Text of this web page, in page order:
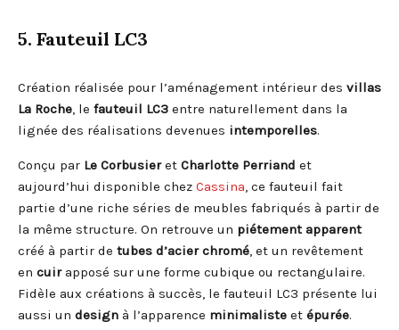
5. Fauteuil LC3
Création réalisée pour l’aménagement intérieur des villas
La Roche, le fauteuil LC3 entre naturellement dans la
lignée des réalisations devenues intemporelles.
Conçu par Le Corbusieret Charlotte Perriand et
aujourd’hui disponible chez Cassina, ce fauteuil fait
partie d’une riche séries de meubles fabriqués à partir de
la même structure. On retrouve un piétement apparent
créé à partir de tubes d’acier chromé, et un revêtement
en cuirapposé sur une forme cubique ou rectangulaire.
Fidèle aux créations à succès, le fauteuil LC3 présente lui
aussi un design à l’apparence minimaliste et épurée.